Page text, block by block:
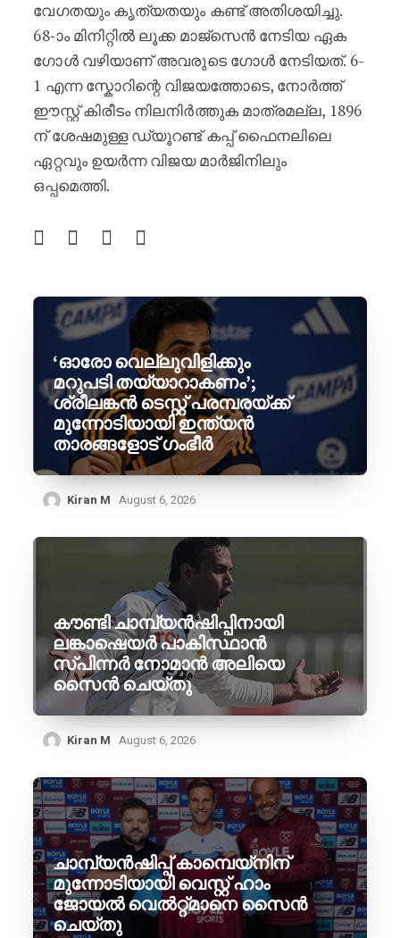
വേഗതയും കൃത്യതയും കണ്ട് അതിശയിച്ചു.
68-ാം മിനിറ്റിൽ ലൂക്ക മാജ്‌സെൻ നേടിയ ഏക
ഗോൾ വഴിയാണ് അവരുടെ ഗോൾ നേടിയത്. 6-
1 എന്ന സ്കോറിന്റെ വിജയത്തോടെ, നോർത്ത്
ഈസ്റ്റ് കിരീടം നിലനിർത്തുക മാത്രമല്ല, 1896
ന് ശേഷമുള്ള ഡ്യൂറണ്ട് കപ്പ് ഫൈനലിലെ
ഏറ്റവും ഉയർന്ന വിജയ മാർജിനിലും
ഒപ്പമെത്തി.
‘ഓരോ വെല്ലുവിളിക്കും
മറുപടി തയ്യാറാകണം’;
ശ്രീലങ്കൻ ടെസ്റ്റ് പരമ്പരയ്ക്ക്
മുന്നോടിയായി ഇന്ത്യൻ
താരങ്ങളോട് ഗംഭീർ
Kiran M August 6, 2026
കൗണ്ടി ചാമ്പ്യൻഷിപ്പിനായി
ലങ്കാഷെയർ പാകിസ്ഥാൻ
സ്പിന്നർ നോമാൻ അലിയെ
സൈൻ ചെയ്തു
Kiran M August 6, 2026
ചാമ്പ്യൻഷിപ്പ് കാമ്പെയ്‌നിന്
മുന്നോടിയായി വെസ്റ്റ് ഹാം
ജോയൽ വെൽറ്റ്മാനെ സൈൻ
ചെയ്തു